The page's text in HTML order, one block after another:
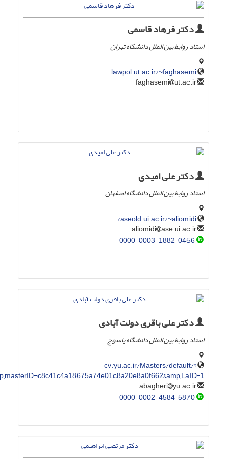
دکتر فرهاد قاسمی
استاد روابط بین الملل دانشگاه تهران
lawpol.ut.ac.ir/~faghasemi
ut.ac.ir
دکتر علی امیدی
استاد روابط بین الملل دانشگاه اصفهان
aseold.ui.ac.ir/~aliomidi/
ase.ui.ac.ir
0000-0003-1882-0456
دکتر علی باقری دولت آبادی
استاد روابط بین الملل دانشگاه یاسوج
cv.yu.ac.ir/Masters/default/?
yu.ac.ir
0000-0002-4584-5870